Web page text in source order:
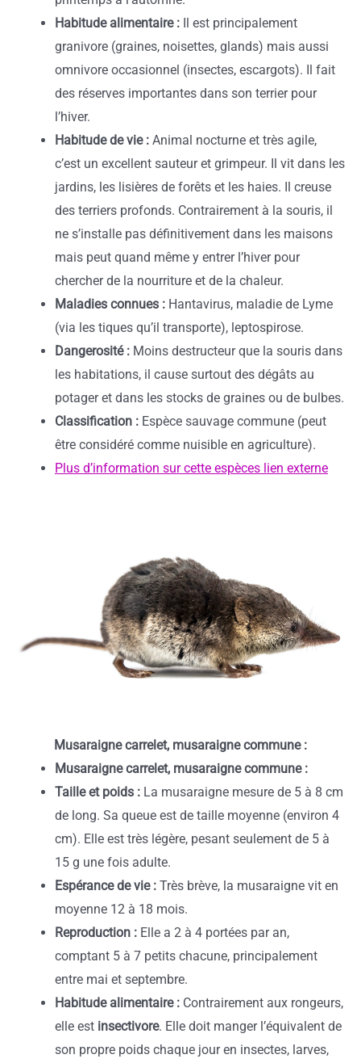
Habitude alimentaire : Il est principalement
granivore (graines, noisettes, glands) mais aussi
omnivore occasionnel (insectes, escargots). Il fait
des réserves importantes dans son terrier pour
l’hiver.
Habitude de vie : Animal nocturne et très agile,
c’est un excellent sauteur et grimpeur. Il vit dans les
jardins, les lisières de forêts et les haies. Il creuse
des terriers profonds. Contrairement à la souris, il
ne s’installe pas définitivement dans les maisons
mais peut quand même y entrer l’hiver pour
chercher de la nourriture et de la chaleur.
Maladies connues : Hantavirus, maladie de Lyme
(via les tiques qu’il transporte), leptospirose.
Dangerosité : Moins destructeur que la souris dans
les habitations, il cause surtout des dégâts au
potager et dans les stocks de graines ou de bulbes.
Classification : Espèce sauvage commune (peut
être considéré comme nuisible en agriculture).
Plus d’information sur cette espèces lien externe
Musaraigne carrelet, musaraigne commune :
Musaraigne carrelet, musaraigne commune :
Taille et poids : La musaraigne mesure de 5 à 8 cm
de long. Sa queue est de taille moyenne (environ 4
cm). Elle est très légère, pesant seulement de 5 à
15 g une fois adulte.
Espérance de vie : Très brève, la musaraigne vit en
moyenne 12 à 18 mois.
Reproduction : Elle a 2 à 4 portées par an,
comptant 5 à 7 petits chacune, principalement
entre mai et septembre.
Habitude alimentaire : Contrairement aux rongeurs,
elle est insectivore. Elle doit manger l’équivalent de
son propre poids chaque jour en insectes, larves,